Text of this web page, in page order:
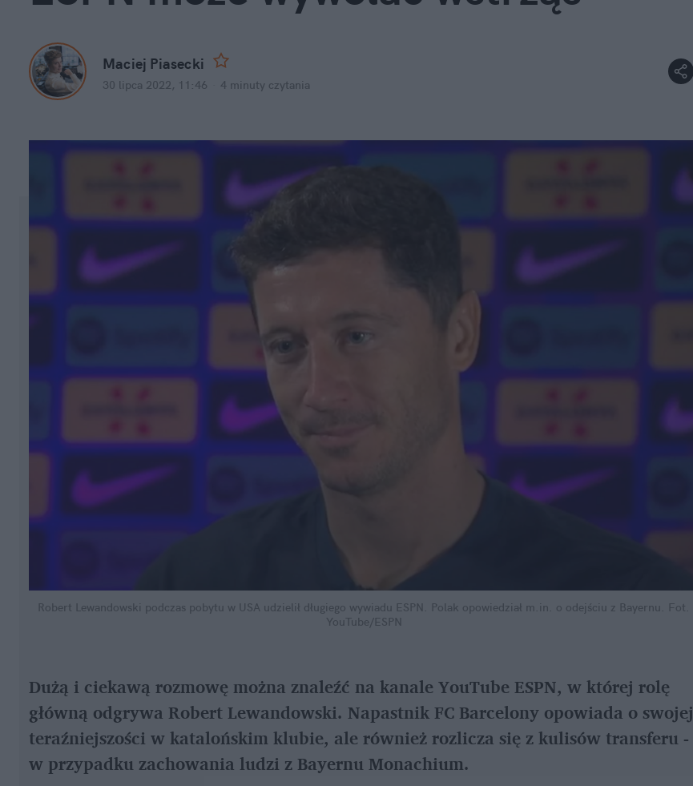
Maciej Piasecki
30 lipca 2022, 11:46 4 minuty czytania
Robert Lewandowski podczas pobytu w USA udzielił długiego wywiadu ESPN. Polak opowiedział m.in. o odejściu z Bayernu. Fot.
YouTube/ESPN
Dużą i ciekawą rozmowę można znaleźć na kanale YouTube ESPN, w której rolę
główną odgrywa Robert Lewandowski. Napastnik FC Barcelony opowiada o swojej
teraźniejszości w katalońskim klubie, ale również rozlicza się z kulisów transferu -
w przypadku zachowania ludzi z Bayernu Monachium.